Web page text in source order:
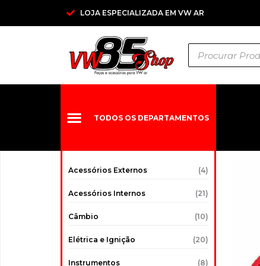
LOJA ESPECIALIZADA EM VW AR
Pesquisar
produtos
TODOS OS DEPARTAMENTOS
Acessórios Externos (4)
Acessórios Internos (21)
Câmbio (10)
Elétrica e Ignição (20)
Instrumentos (8)